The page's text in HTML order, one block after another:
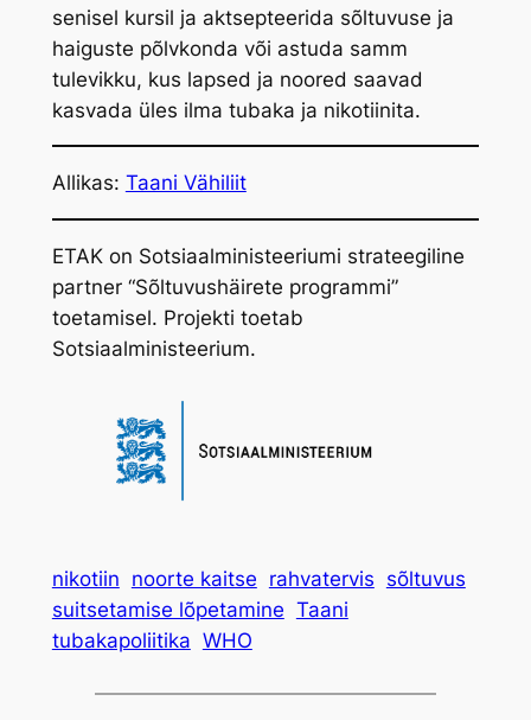
senisel kursil ja aktsepteerida sõltuvuse ja
haiguste põlvkonda või astuda samm
tulevikku, kus lapsed ja noored saavad
kasvada üles ilma tubaka ja nikotiinita.
Allikas: Taani Vähiliit
ETAK on Sotsiaalministeeriumi strateegiline
partner “Sõltuvushäirete programmi”
toetamisel. Projekti toetab
Sotsiaalministeerium.
nikotiin noorte kaitse rahvatervis sõltuvus
suitsetamise lõpetamine Taani
tubakapoliitika WHO